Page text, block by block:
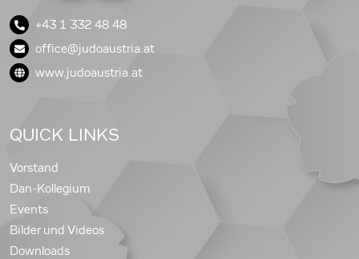
+43 1 332 48 48
office@judoaustria.at
www.judoaustria.at
QUICK LINKS
Vorstand
Dan-Kollegium
Events
Bilder und Videos
Downloads